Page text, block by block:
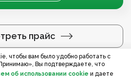
прайс
по регионам
чтобы вам было удобно работать с
Вы подтверждаете, что
об использовании cookie и даете